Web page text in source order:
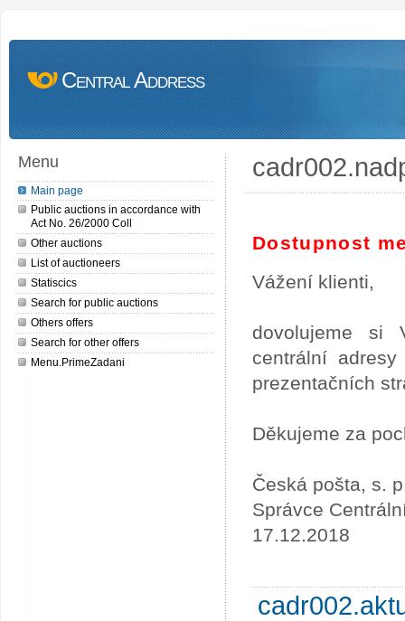
Central Address
Menu
Main page
Public auctions in accordance with
Act No. 26/2000 Coll
Other auctions
List of auctioneers
Statiscics
Search for public auctions
Others offers
Search for other offers
Menu.PrimeZadani
Dostupnost
Vážení klienti,
dovolujeme si
centrální
prezentačních
Děkujeme za
Česká pošta, s.
Správce
17.12.2018